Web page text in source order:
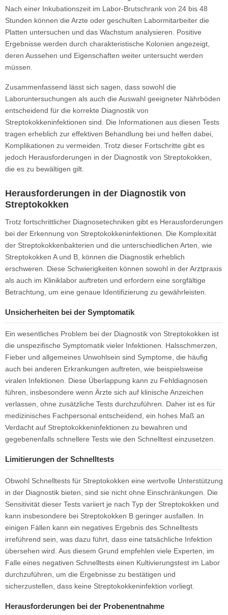
Nach einer Inkubationszeit im Labor-Brutschrank von 24 bis 48
Stunden können die Arzte oder geschulten Labormitarbeiter die
Platten untersuchen und das Wachstum analysieren. Positive
Ergebnisse werden durch charakteristische Kolonien angezeigt,
deren Aussehen und Eigenschaften weiter untersucht werden
müssen.
Zusammenfassend lässt sich sagen, dass sowohl die
Laboruntersuchungen als auch die Auswahl geeigneter Nährböden
entscheidend für die korrekte Diagnostik von
Streptokokkeninfektionen sind. Die Informationen aus diesen Tests
tragen erheblich zur effektiven Behandlung bei und helfen dabei,
Komplikationen zu vermeiden. Trotz dieser Fortschritte gibt es
jedoch Herausforderungen in der Diagnostik von Streptokokken,
die es zu bewältigen gilt.
Herausforderungen in der Diagnostik von
Streptokokken
Trotz fortschrittlicher Diagnosetechniken gibt es Herausforderungen
bei der Erkennung von Streptokokkeninfektionen. Die Komplexität
der Streptokokkenbakterien und die unterschiedlichen Arten, wie
Streptokokken A und B, können die Diagnostik erheblich
erschweren. Diese Schwierigkeiten können sowohl in der Arztpraxis
als auch im Kliniklabor auftreten und erfordern eine sorgfältige
Betrachtung, um eine genaue Identifizierung zu gewährleisten.
Unsicherheiten bei der Symptomatik
Ein wesentliches Problem bei der Diagnostik von Streptokokken ist
die unspezifische Symptomatik vieler Infektionen. Halsschmerzen,
Fieber und allgemeines Unwohlsein sind Symptome, die häufig
auch bei anderen Erkrankungen auftreten, wie beispielsweise
viralen Infektionen. Diese Überlappung kann zu Fehldiagnosen
führen, insbesondere wenn Ärzte sich auf klinische Anzeichen
verlassen, ohne zusätzliche Tests durchzuführen. Daher ist es für
medizinisches Fachpersonal entscheidend, ein hohes Maß an
Verdacht auf Streptokokkeninfektionen zu bewahren und
gegebenenfalls schnellere Tests wie den Schnelltest einzusetzen.
Limitierungen der Schnelltests
Obwohl Schnelltests für Streptokokken eine wertvolle Unterstützung
in der Diagnostik bieten, sind sie nicht ohne Einschränkungen. Die
Sensitivität dieser Tests variiert je nach Typ der Streptokokken und
kann insbesondere bei Streptokokken B geringer ausfallen. In
einigen Fällen kann ein negatives Ergebnis des Schnelltests
irreführend sein, was dazu führt, dass eine tatsächliche Infektion
übersehen wird. Aus diesem Grund empfehlen viele Experten, im
Falle eines negativen Schnelltests einen Kultivierungstest im Labor
durchzuführen, um die Ergebnisse zu bestätigen und
sicherzustellen, dass keine Streptokokkeninfektion vorliegt.
Herausforderungen bei der Probenentnahme